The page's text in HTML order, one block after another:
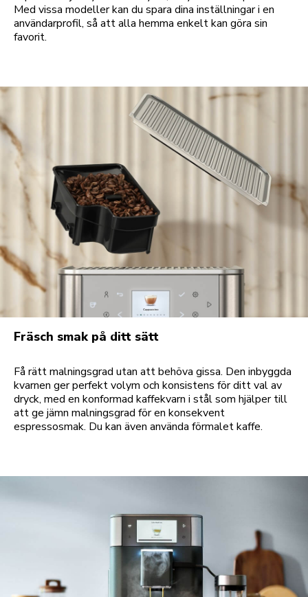
Med vissa modeller kan du spara dina inställningar i en
användarprofil, så att alla hemma enkelt kan göra sin
favorit.
Fräsch smak på ditt sätt
Få rätt malningsgrad utan att behöva gissa. Den inbyggda
kvarnen ger perfekt volym och konsistens för ditt val av
dryck, med en konformad kaffekvarn i stål som hjälper till
att ge jämn malningsgrad för en konsekvent
espressosmak. Du kan även använda förmalet kaffe.